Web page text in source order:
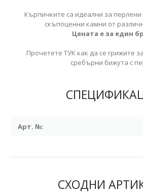
Кърпичките са идеални за перлени
скъпоценни камни от
Цената е за един
Прочетете ТУК как да се грижите
сребърни бижута с
Арт. №:
СХОДНИ